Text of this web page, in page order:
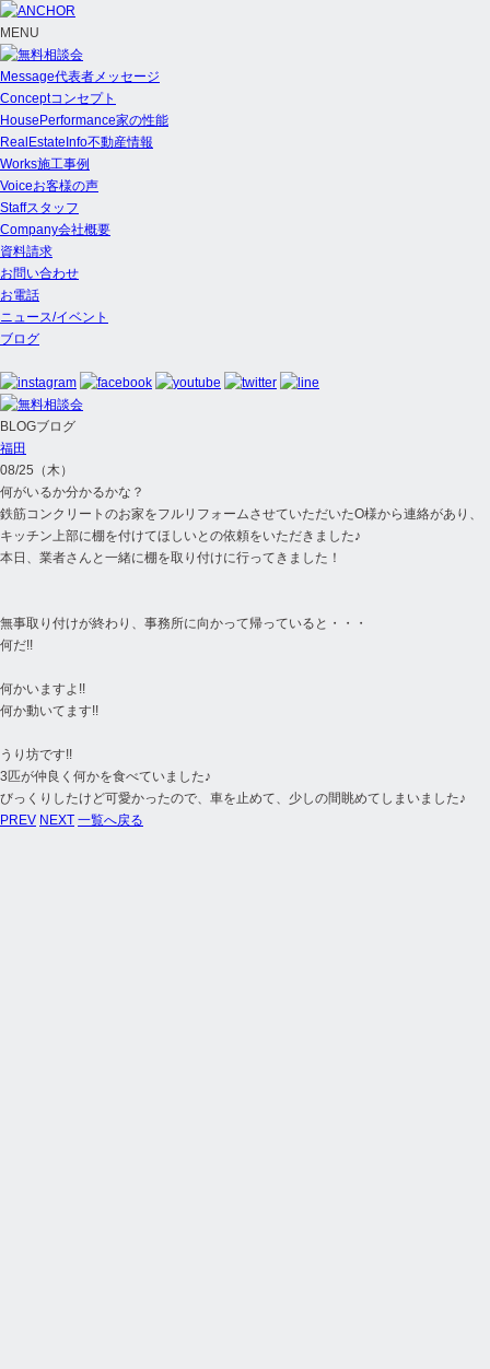
MENU
Message代表者メッセージ
Conceptコンセプト
HousePerformance家の性能
RealEstateInfo不動産情報
Works施工事例
Voiceお客様の声
Staffスタッフ
Company会社概要
資料請求
お問い合わせ
お電話
ニュース/イベント
ブログ
BLOGブログ
福田
08/25（木）
何がいるか分かるかな？
鉄筋コンクリートのお家をフルリフォームさせていただいたO様から連絡があり、
キッチン上部に棚を付けてほしいとの依頼をいただきました♪
本日、業者さんと一緒に棚を取り付けに行ってきました！
無事取り付けが終わり、事務所に向かって帰っていると・・・
何だ!!
何かいますよ!!
何か動いてます!!
うり坊です!!
3匹が仲良く何かを食べていました♪
びっくりしたけど可愛かったので、車を止めて、少しの間眺めてしまいました♪
PREV NEXT 一覧へ戻る